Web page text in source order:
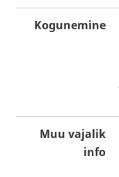
Kogunemine
Muu vajalik
info